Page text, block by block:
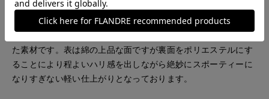
■素材
肌触りがよく吸水性に富み、丈夫な天然繊維の「綿」と、ふく
らみのあるスポンディッシュなポリエステルの糸を引きそろえ
た素材です。表は綿の上品な面ですが裏面をポリエステルにす
ることにより程よいハリ感を出しながら絶妙にスポーティーに
なりすぎない軽い仕上がりとなっております。